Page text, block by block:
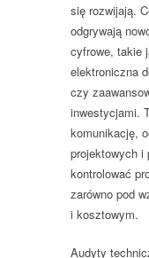
się rozwijają.
odgrywają
cyfrowe, takie
elektroniczna
czy
inwestycjami.
komunikację,
projektowych i
kontrolować
zarówno pod
i kosztowym.
Audyty